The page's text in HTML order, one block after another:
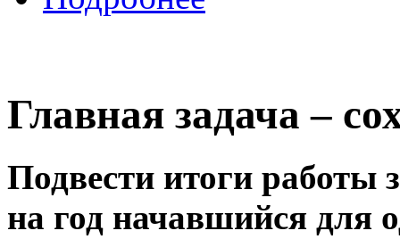
Главная задача –
Подвести итоги работы
на год начавшийся для